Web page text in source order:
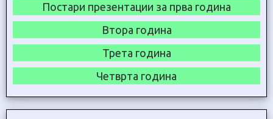
Постари презентации за прва година
Втора година
Трета година
Четврта година